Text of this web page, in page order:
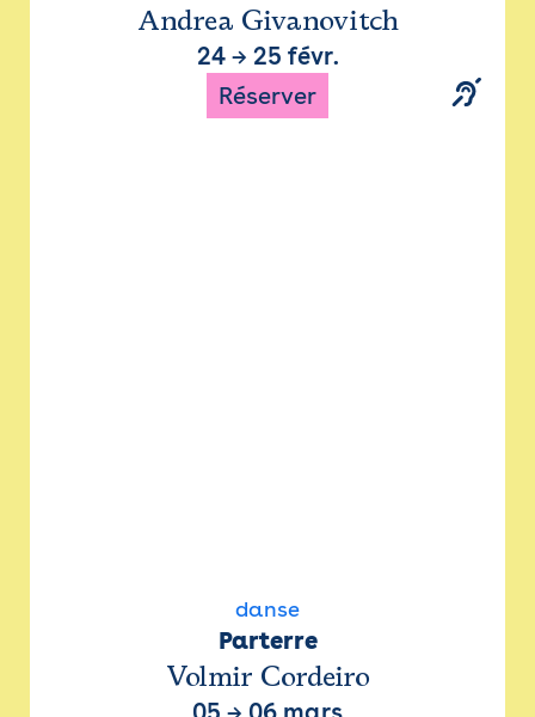
Andrea Givanovitch
24→ 25 févr.
Réserver
danse
Parterre
Volmir Cordeiro